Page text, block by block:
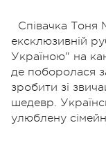
Співачка Тоня
ексклюзивній
Україною" на
де поборолася
зробити зі
шедевр.
улюблену